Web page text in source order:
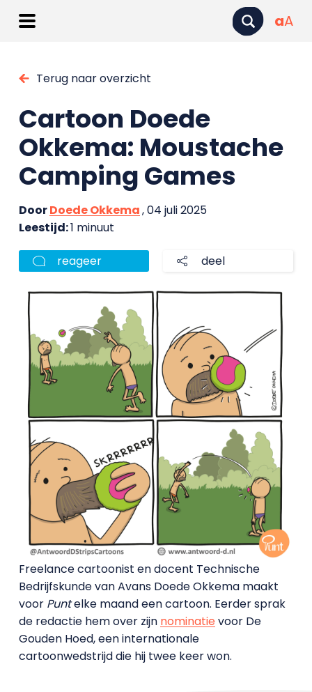
aA
Terug naar overzicht
Cartoon Doede
Okkema: Moustache
Camping Games
DoorDoede Okkema, 04 juli 2025
Leestijd:1 minuut
reageer deel
Freelance cartoonist en docent Technische
Bedrijfskunde van Avans Doede Okkema maakt
voor Puntelke maand een cartoon. Eerder sprak
de redactie hem over zijn nominatievoor De
Gouden Hoed, een internationale
cartoonwedstrijd die hij twee keer won.